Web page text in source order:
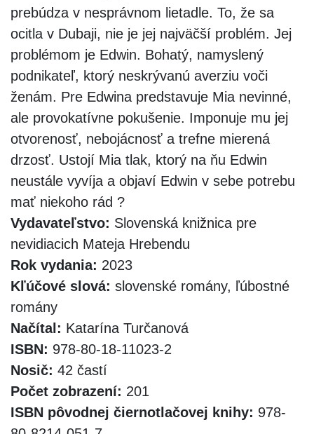
prebúdza v nesprávnom lietadle. To, že sa
ocitla v Dubaji, nie je jej najväčší problém. Jej
problémom je Edwin. Bohatý, namyslený
podnikateľ, ktorý neskrývanú averziu voči
ženám. Pre Edwina predstavuje Mia nevinné,
ale provokatívne pokušenie. Imponuje mu jej
otvorenosť, nebojácnosť a trefne mierená
drzosť. Ustojí Mia tlak, ktorý na ňu Edwin
neustále vyvíja a objaví Edwin v sebe potrebu
mať niekoho rád ?
Vydavateľstvo: Slovenská knižnica pre
nevidiacich Mateja Hrebendu
Rok vydania: 2023
Kľúčové slová: slovenské romány, ľúbostné
romány
Načítal: Katarína Turčanová
ISBN: 978-80-18-11023-2
Nosič: 42 častí
Počet zobrazení: 201
ISBN pôvodnej čiernotlačovej knihy: 978-